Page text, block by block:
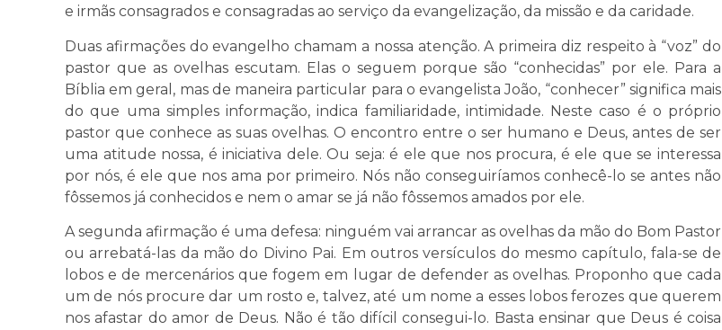
e irmãs consagrados e consagradas ao serviço da evangelização, da missão e da caridade.
Duas afirmações do evangelho chamam a nossa atenção. A primeira diz respeito à “voz” do
pastor que as ovelhas escutam. Elas o seguem porque são “conhecidas” por ele. Para a
Bíblia em geral, mas de maneira particular para o evangelista João, “conhecer” significa mais
do que uma simples informação, indica familiaridade, intimidade. Neste caso é o próprio
pastor que conhece as suas ovelhas. O encontro entre o ser humano e Deus, antes de ser
uma atitude nossa, é iniciativa dele. Ou seja: é ele que nos procura, é ele que se interessa
por nós, é ele que nos ama por primeiro. Nós não conseguiríamos conhecê-lo se antes não
fôssemos já conhecidos e nem o amar se já não fôssemos amados por ele.
A segunda afirmação é uma defesa: ninguém vai arrancar as ovelhas da mão do Bom Pastor
ou arrebatá-las da mão do Divino Pai. Em outros versículos do mesmo capítulo, fala-se de
lobos e de mercenários que fogem em lugar de defender as ovelhas. Proponho que cada
um de nós procure dar um rosto e, talvez, até um nome a esses lobos ferozes que querem
nos afastar do amor de Deus. Não é tão difícil consegui-lo. Basta ensinar que Deus é coisa